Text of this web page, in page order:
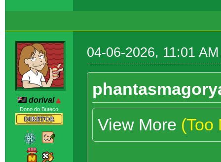
dorival
Dono do Buteco
04-06-2026, 11:01 AM
View More (Too